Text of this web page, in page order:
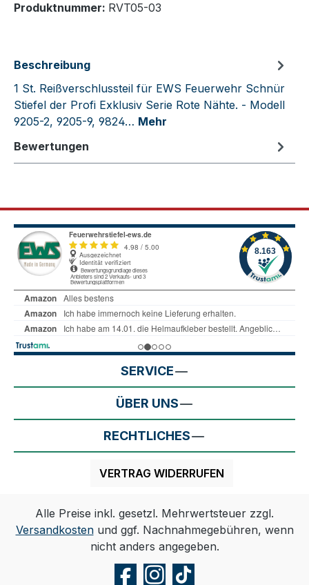
Produktnummer: RVT05-03
Beschreibung
1 St. Reißverschlussteil für EWS Feuerwehr Schnür
Stiefel der Profi Exklusiv Serie Rote Nähte. - Modell
9205-2, 9205-9, 9824… Mehr
Bewertungen
SERVICE
ÜBER UNS
RECHTLICHES
VERTRAG WIDERRUFEN
Alle Preise inkl. gesetzl. Mehrwertsteuer zzgl.
Versandkostenund ggf. Nachnahmegebühren, wenn
nicht anders angegeben.